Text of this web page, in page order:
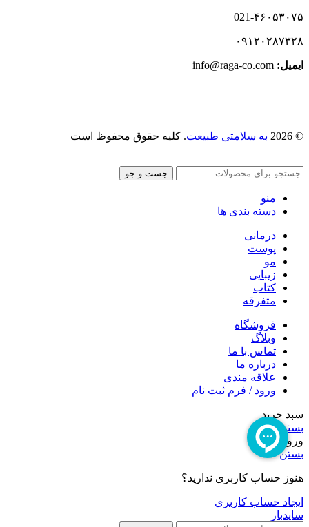
021-۴۶۰۵۳۰۷۵
۰۹۱۲۰۲۸۷۳۲۸
ایمیل:‌
© 2026 به سلامتی طبیعت. کلیه حقوق محفوظ است
جست و جو
منو
دسته بندی ها
درمانی
پوست
مو
زیبایی
کتاب
متفرقه
فروشگاه
وبلاگ
تماس با ما
درباره ما
علاقه مندی
ورود / فرم ثبت نام
سبد خرید
بستن
ورود
بستن
هنوز حساب کاربری ندارید؟
ایجاد حساب کاربری
سایدبار